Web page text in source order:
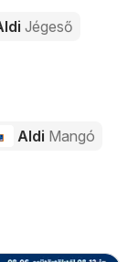
Jégeső
Aldi Mangó